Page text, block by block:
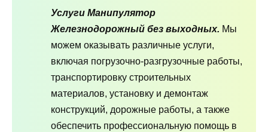
Услуги Манипулятор
Железнодорожный без выходных. Мы
можем оказывать различные услуги,
включая погрузочно-разгрузочные работы,
транспортировку строительных
материалов, установку и демонтаж
конструкций, дорожные работы, а также
обеспечить профессиональную помощь в